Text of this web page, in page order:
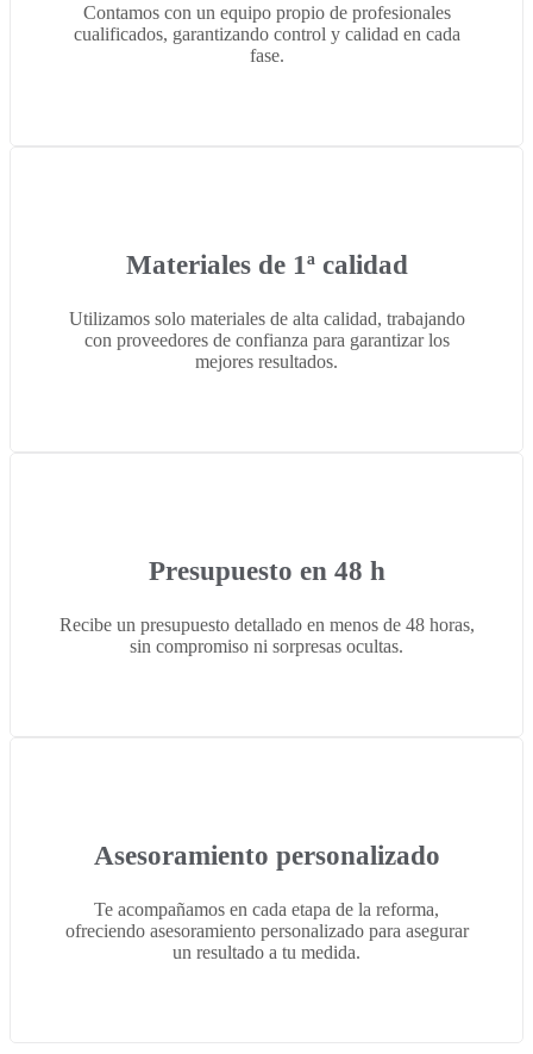
Contamos con un equipo propio de profesionales
cualificados, garantizando control y calidad en cada
fase.
Materiales de 1ª calidad
Utilizamos solo materiales de alta calidad, trabajando
con proveedores de confianza para garantizar los
mejores resultados.
Presupuesto en 48 h
Recibe un presupuesto detallado en menos de 48 horas,
sin compromiso ni sorpresas ocultas.
Asesoramiento personalizado
Te acompañamos en cada etapa de la reforma,
ofreciendo asesoramiento personalizado para asegurar
un resultado a tu medida.